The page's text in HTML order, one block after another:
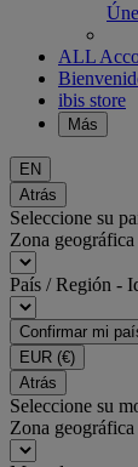
ALL
ibis store
Más
EN
Atrás
Seleccione su
Zona geográfica
País / Región -
Confirmar mi
EUR (€)
Atrás
Seleccione su
Zona geográfica